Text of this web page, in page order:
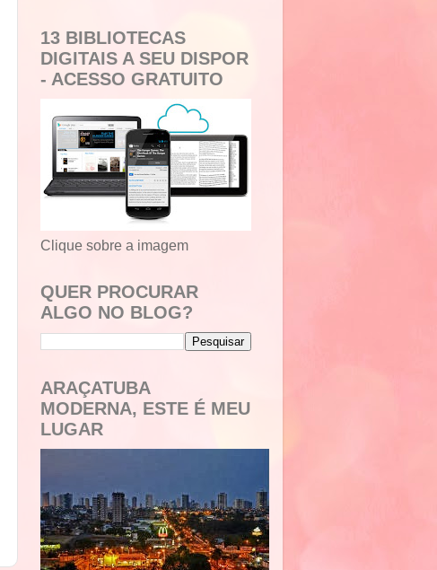
13 BIBLIOTECAS
DIGITAIS A SEU DISPOR
- ACESSO GRATUITO
Clique sobre a imagem
QUER PROCURAR
ALGO NO BLOG?
ARAÇATUBA
MODERNA, ESTE É MEU
LUGAR